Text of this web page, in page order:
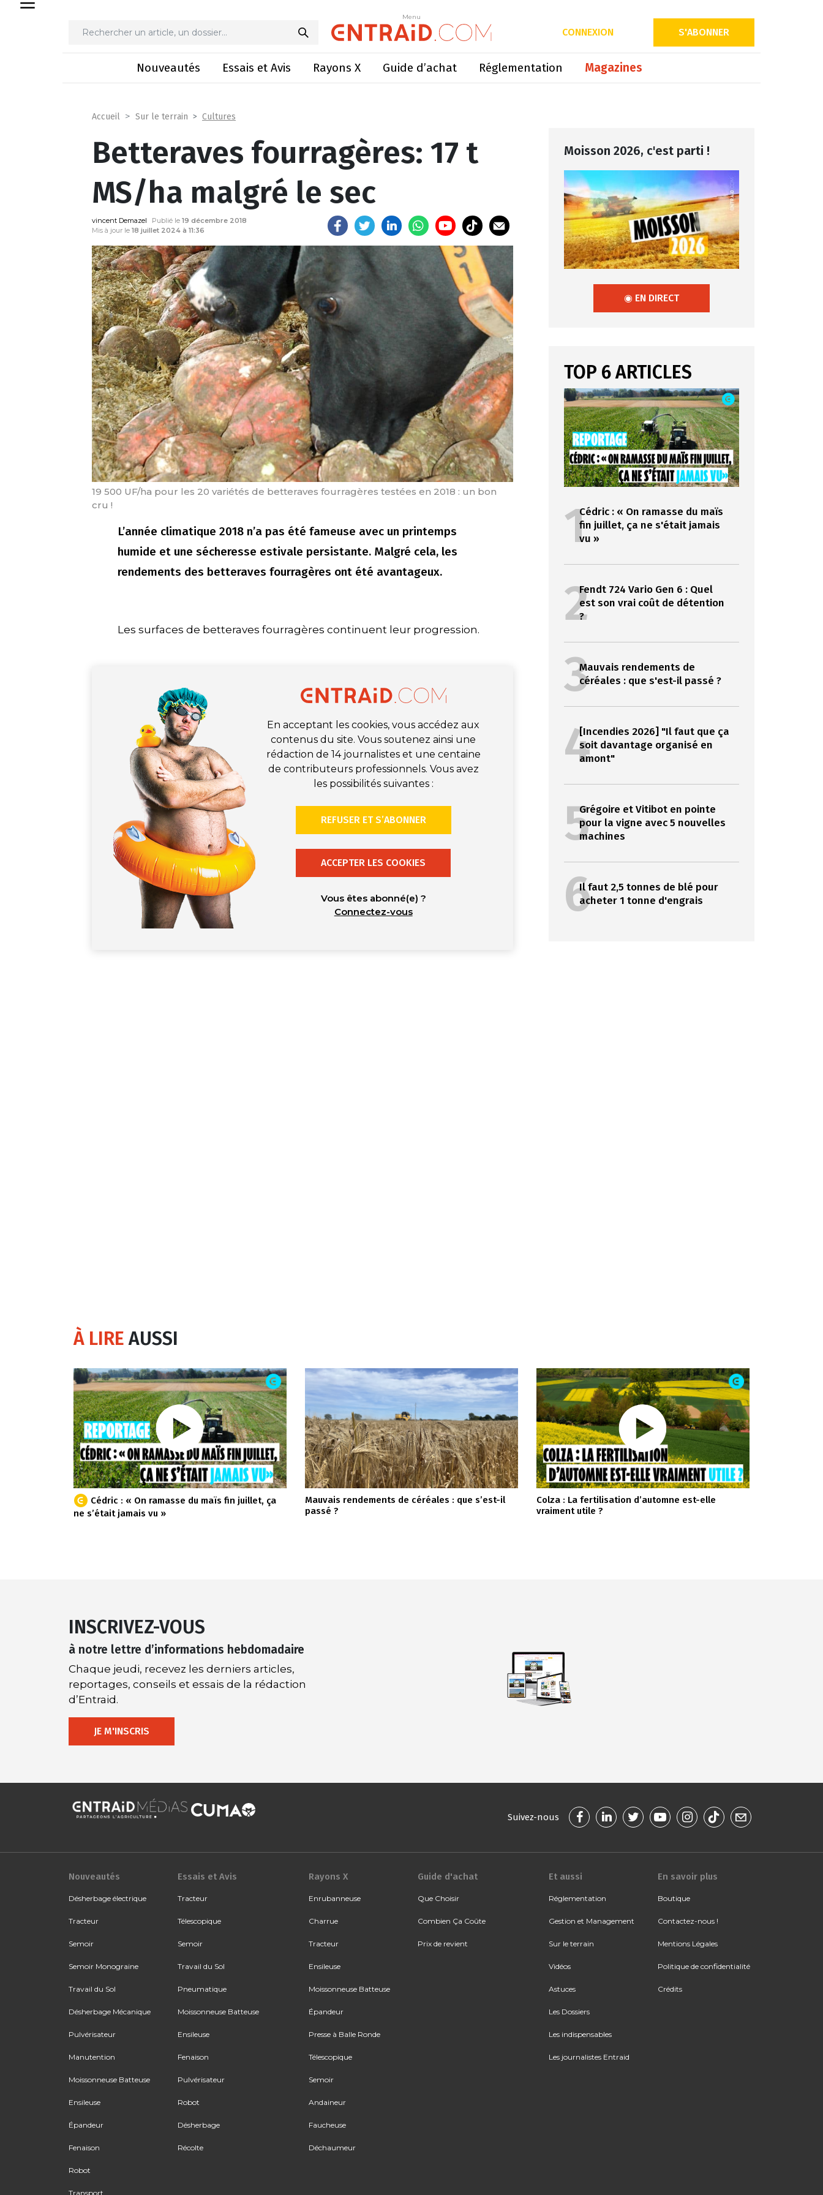
Menu
CONNEXION S'ABONNER
Nouveautés Essais et Avis Rayons X Guide d’achat Réglementation Magazines
Menu
Betteraves fourragères: 17 t MS/ha malgré le sec
Accueil Sur le terrain Cultures
Betteraves fourragères: 17 t
MS/ha malgré le sec
vincent Demazel Publié le 19 décembre 2018
Mis à jour le 18 juillet 2024 à 11:36
19 500 UF/ha pour les 20 variétés de betteraves fourragères testées en 2018 : un bon
cru !
L’année climatique 2018 n’a pas été fameuse avec un printemps
humide et une sécheresse estivale persistante. Malgré cela, les
rendements des betteraves fourragères ont été avantageux.
Les surfaces de betteraves fourragères continuent leur progression.
En acceptant les cookies, vous accédez aux
contenus du site. Vous soutenez ainsi une
rédaction de 14 journalistes et une centaine
de contributeurs professionnels. Vous avez
les possibilités suivantes :
REFUSER ET S’ABONNER
ACCEPTER LES COOKIES
Vous êtes abonné(e) ?
Connectez-vous
Moisson 2026, c'est parti !
◉ EN DIRECT
TOP 6 ARTICLES
1Cédric : « On ramasse du maïs
fin juillet, ça ne s'était jamais
vu »
2Fendt 724 Vario Gen 6 : Quel
est son vrai coût de détention
?
3Mauvais rendements de
céréales : que s'est-il passé ?
4[Incendies 2026] "Il faut que ça
soit davantage organisé en
amont"
5Grégoire et Vitibot en pointe
pour la vigne avec 5 nouvelles
machines
6Il faut 2,5 tonnes de blé pour
acheter 1 tonne d'engrais
À LIREAUSSI
Cédric : « On ramasse du maïs fin juillet, ça
ne s’était jamais vu »
Mauvais rendements de céréales : que s’est-il
passé ?
Colza : La fertilisation d’automne est-elle
vraiment utile ?
INSCRIVEZ-VOUS
à notre lettre d’informations hebdomadaire
Chaque jeudi, recevez les derniers articles,
reportages, conseils et essais de la rédaction
d’Entraid.
JE M'INSCRIS
Suivez-nous
Nouveautés
Désherbage électrique
Tracteur
Semoir
Semoir Monograine
Travail du Sol
Désherbage Mécanique
Pulvérisateur
Manutention
Moissonneuse Batteuse
Ensileuse
Épandeur
Fenaison
Robot
Transport
Essais et Avis
Tracteur
Télescopique
Semoir
Travail du Sol
Pneumatique
Moissonneuse Batteuse
Ensileuse
Fenaison
Pulvérisateur
Robot
Désherbage
Récolte
Rayons X
Enrubanneuse
Charrue
Tracteur
Ensileuse
Moissonneuse Batteuse
Épandeur
Presse à Balle Ronde
Télescopique
Semoir
Andaineur
Faucheuse
Déchaumeur
Guide d'achat
Que Choisir
Combien Ça Coûte
Prix de revient
Et aussi
Réglementation
Gestion et Management
Sur le terrain
Vidéos
Astuces
Les Dossiers
Les indispensables
Les journalistes Entraid
En savoir plus
Boutique
Contactez-nous !
Mentions Légales
Politique de confidentialité
Crédits